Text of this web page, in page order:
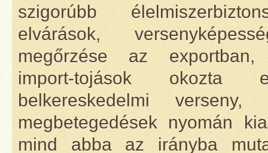
szigorúbb
elvárások,
megőrzése az
import-tojások okozta
belkereskedelmi
megbetegedések nyomán
mind abba az irányba